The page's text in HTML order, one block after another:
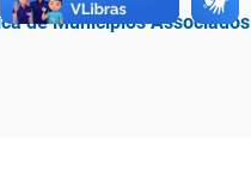
de Municípios Associados